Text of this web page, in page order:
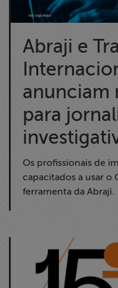
Abraji e
anunciam
para
Os profissionais de
capacitados a usar o
ferramenta da Abraji.